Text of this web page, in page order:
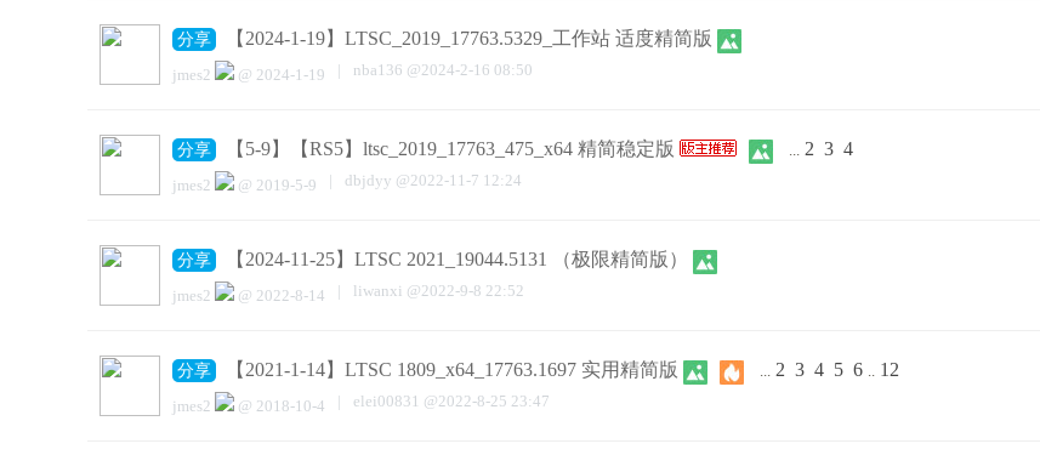
分享 【2024-1-19】LTSC_2019_17763.5329_工作站 适度精简版
jmes2 @ 2024-1-19 | nba136 @2024-2-16 08:50
分享 【5-9】【RS5】ltsc_2019_17763_475_x64 精简稳定版 2 3 4
jmes2 @ 2019-5-9 | dbjdyy @2022-11-7 12:24
分享 【2024-11-25】LTSC 2021_19044.5131 （极限精简版）
jmes2 @ 2022-8-14 | liwanxi @2022-9-8 22:52
分享 【2021-1-14】LTSC 1809_x64_17763.1697 实用精简版 2 3 4 5 6 12
jmes2 @ 2018-10-4 | elei00831 @2022-8-25 23:47